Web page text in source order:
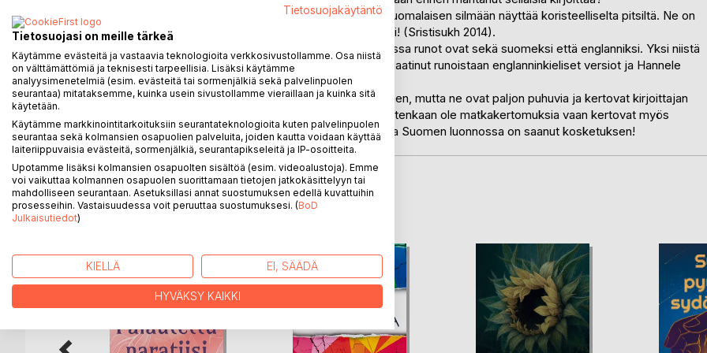
Runot on lisäksi kirjoitettu alkujaan bengalin kielellä, joka suomalaisen silmään näyttää koristeelliselta pitsiltä. Ne on
julkaistu Intiassa runokokoelmassa Nijaswa Batas Boye Jai! (Sristisukh 2014).
LUMOOJATAR – ENCHANTRESS on kaksikielinen kirja, jossa runot ovat sekä suomeksi että englanniksi. Yksi niistä
on näytteeksi myös bengalinkielisenä. Chakraborti on itse laatinut runoistaan englanninkieliset versiot ja Hannele
Pohjanmies on kääntänyt ne suomeksi.
Kirja on pieni mutta sisältö on painavaa. Runoja on kourallinen, mutta ne ovat paljon puhuvia ja kertovat kirjoittajan
ihailusta ja suurista tunteista Suomea kohtaan. Ne eivät kuitenkaan ole matkakertomuksia vaan kertovat myös
muusta – niissä on omaperäistä syvällisyyttä, johon runoilija Suomen luonnossa on saanut kosketuksen!
LISÄÄ KIRJOJA BoD:LLA
Tietosuojakäytäntö
Tietosuojasi on meille tärkeä
Käytämme evästeitä ja vastaavia teknologioita verkkosivustollamme. Osa niistä
on välttämättömiä ja teknisesti tarpeellisia. Lisäksi käytämme
analyysimenetelmiä (esim. evästeitä tai sormenjälkiä sekä palvelinpuolen
seurantaa) mitataksemme, kuinka usein sivustollamme vieraillaan ja kuinka sitä
käytetään.
Käytämme markkinointitarkoituksiin seurantateknologioita kuten palvelinpuolen
seurantaa sekä kolmansien osapuolien palveluita, joiden kautta voidaan käyttää
laiteriippuvaisia evästeitä, sormenjälkiä, seurantapikseleitä ja IP-osoitteita.
Upotamme lisäksi kolmansien osapuolten sisältöä (esim. videoalustoja). Emme
voi vaikuttaa kolmannen osapuolen suorittamaan tietojen jatkokäsittelyyn tai
mahdolliseen seurantaan. Asetuksillasi annat suostumuksen edellä kuvattuihin
prosesseihin. Vastaisuudessa voit peruuttaa suostumuksesi. (BoD
Julkaisutiedot)
KIELLÄ EI, SÄÄDÄ
HYVÄKSY KAIKKI